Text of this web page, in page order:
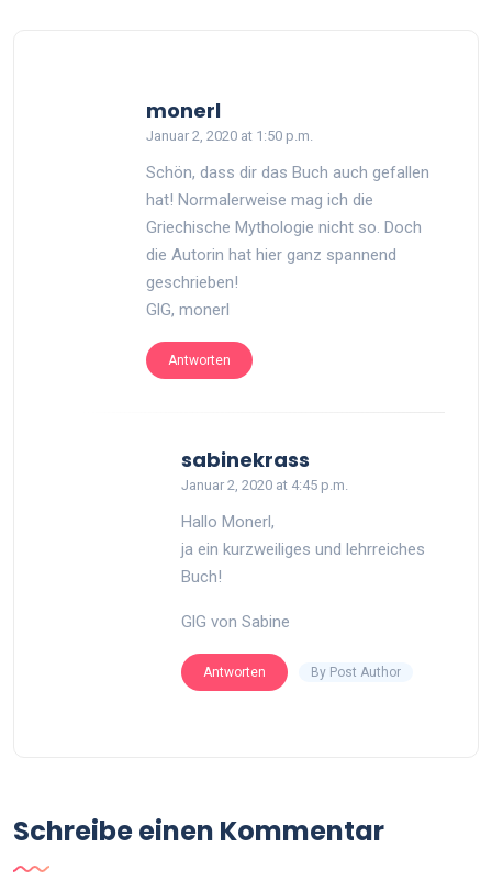
monerlsays:
Januar 2, 2020 at 1:50 p.m.
Schön, dass dir das Buch auch gefallen
hat! Normalerweise mag ich die
Griechische Mythologie nicht so. Doch
die Autorin hat hier ganz spannend
geschrieben!
GlG, monerl
Antworten
sabinekrass
Januar 2, 2020 at 4:45 p.m.
Hallo Monerl,
ja ein kurzweiliges und lehrreiches
Buch!
GlG von Sabine
Antworten By Post Author
Schreibe einen Kommentar